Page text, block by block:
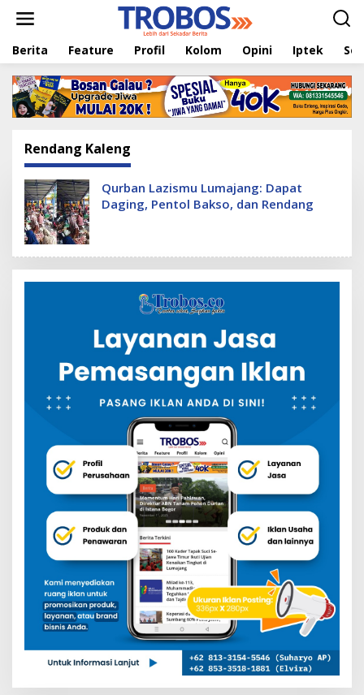
t
Berita Feature Profil Kolom Opini Iptek
Rendang Kaleng
Qurban Lazismu Lumajang: Dapat
Daging, Pentol Bakso, dan Rendang